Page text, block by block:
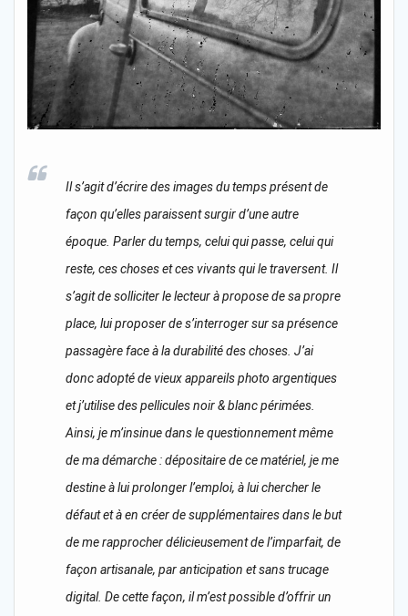
Il s’agit d’écrire des images du temps présent de
façon qu’elles paraissent surgir d’une autre
époque. Parler du temps, celui qui passe, celui qui
reste, ces choses et ces vivants qui le traversent. Il
s’agit de solliciter le lecteur à propose de sa propre
place, lui proposer de s’interroger sur sa présence
passagère face à la durabilité des choses. J’ai
donc adopté de vieux appareils photo argentiques
et j’utilise des pellicules noir & blanc périmées.
Ainsi, je m’insinue dans le questionnement même
de ma démarche : dépositaire de ce matériel, je me
destine à lui prolonger l’emploi, à lui chercher le
défaut et à en créer de supplémentaires dans le but
de me rapprocher délicieusement de l’imparfait, de
façon artisanale, par anticipation et sans trucage
digital. De cette façon, il m’est possible d’offrir un